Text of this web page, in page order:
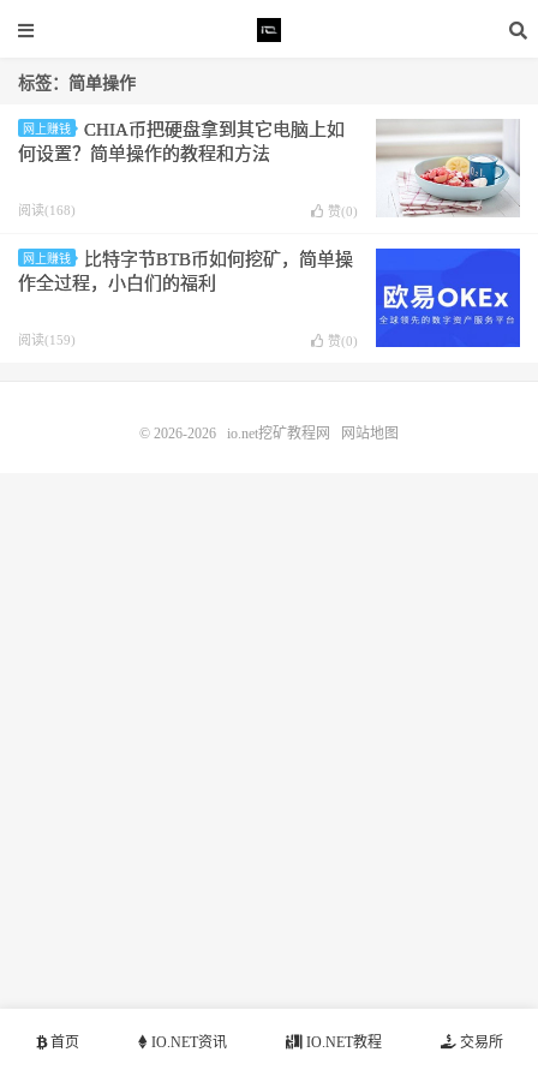
标签：简单操作
网上赚钱
CHIA币把硬盘拿到其它电脑上如
何设置？简单操作的教程和方法
阅读(168) 赞(0)
网上赚钱
比特字节BTB币如何挖矿，简单操
作全过程，小白们的福利
阅读(159) 赞(0)
首页 IO.NET资讯 IO.NET教程 交易所
© 2026-2026 io.net挖矿教程网 网站地图